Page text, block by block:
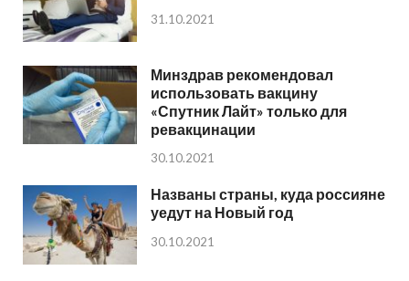
31.10.2021
Минздрав рекомендовал
использовать вакцину
«Спутник Лайт» только для
ревакцинации
30.10.2021
Названы страны, куда россияне
уедут на Новый год
30.10.2021